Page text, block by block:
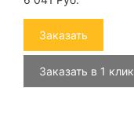
Заказать
Заказать в 1 клик